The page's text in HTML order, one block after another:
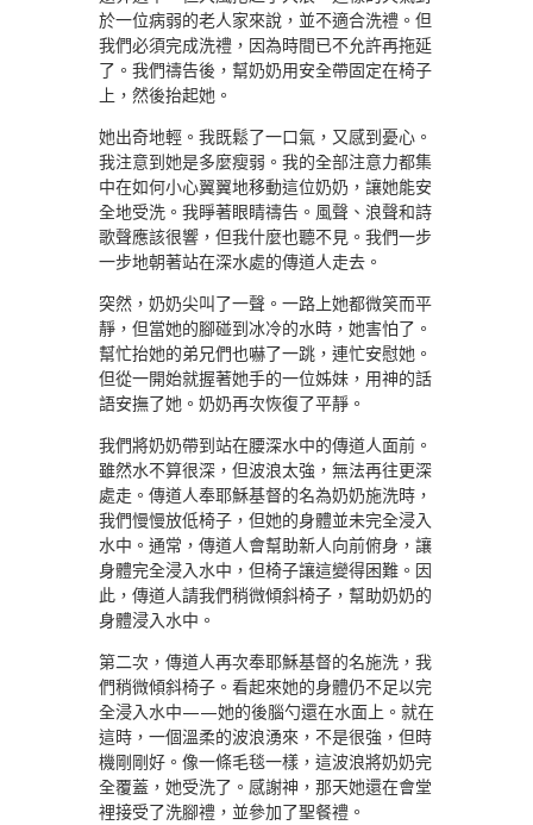
於一位病弱的老人家來說，並不適合洗禮。但
我們必須完成洗禮，因為時間已不允許再拖延
了。我們禱告後，幫奶奶用安全帶固定在椅子
上，然後抬起她。
她出奇地輕。我既鬆了一口氣，又感到憂心。
我注意到她是多麼瘦弱。我的全部注意力都集
中在如何小心翼翼地移動這位奶奶，讓她能安
全地受洗。我睜著眼睛禱告。風聲、浪聲和詩
歌聲應該很響，但我什麼也聽不見。我們一步
一步地朝著站在深水處的傳道人走去。
突然，奶奶尖叫了一聲。一路上她都微笑而平
靜，但當她的腳碰到冰冷的水時，她害怕了。
幫忙抬她的弟兄們也嚇了一跳，連忙安慰她。
但從一開始就握著她手的一位姊妹，用神的話
語安撫了她。奶奶再次恢復了平靜。
我們將奶奶帶到站在腰深水中的傳道人面前。
雖然水不算很深，但波浪太強，無法再往更深
處走。傳道人奉耶穌基督的名為奶奶施洗時，
我們慢慢放低椅子，但她的身體並未完全浸入
水中。通常，傳道人會幫助新人向前俯身，讓
身體完全浸入水中，但椅子讓這變得困難。因
此，傳道人請我們稍微傾斜椅子，幫助奶奶的
身體浸入水中。
第二次，傳道人再次奉耶穌基督的名施洗，我
們稍微傾斜椅子。看起來她的身體仍不足以完
全浸入水中——她的後腦勺還在水面上。就在
這時，一個溫柔的波浪湧來，不是很強，但時
機剛剛好。像一條毛毯一樣，這波浪將奶奶完
全覆蓋，她受洗了。感謝神，那天她還在會堂
裡接受了洗腳禮，並參加了聖餐禮。